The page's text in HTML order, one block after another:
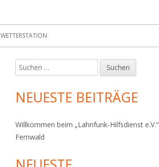
WETTERSTATION
Haupt-
Seitenleiste
Suchen
nach:
NEUESTE BEITRÄGE
Willkommen beim „Lahnfunk-Hilfsdienst e.V.“
Fernwald